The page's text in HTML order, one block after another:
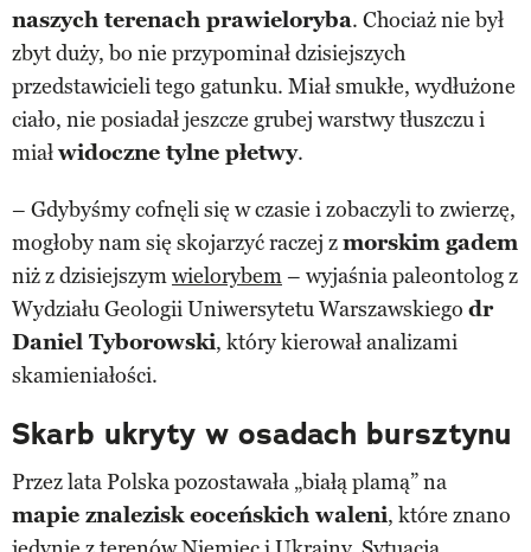
naszych terenach prawieloryba. Chociaż nie był
zbyt duży, bo nie przypominał dzisiejszych
przedstawicieli tego gatunku. Miał smukłe, wydłużone
ciało, nie posiadał jeszcze grubej warstwy tłuszczu i
miałwidoczne tylne płetwy.
– Gdybyśmy cofnęli się w czasie i zobaczyli to zwierzę,
mogłoby nam się skojarzyć raczej zmorskim gadem
niż z dzisiejszymwielorybem– wyjaśnia paleontolog z
Wydziału Geologii Uniwersytetu Warszawskiego dr
Daniel Tyborowski, który kierował analizami
skamieniałości.
Skarb ukryty w osadach bursztynu
Przez lata Polska pozostawała „białą plamą” na
mapie znalezisk eoceńskich waleni, które znano